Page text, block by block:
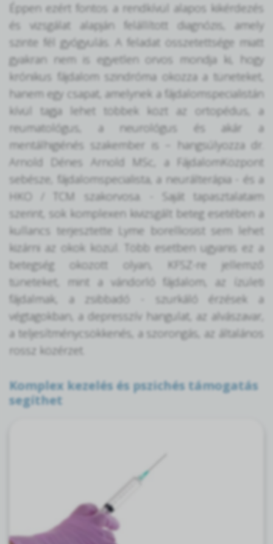
Éppen ezért fontos a rendkívül alapos kikérdezés
és vizsgálat alapján felállított diagnózis, amely
szinte fél gyógyulás. A feladat összetettsége miatt
gyakran nem is egyetlen orvos mondja ki, hogy
krónikus fájdalom szindróma okozza a tüneteket,
hanem egy csapat, amelynek a fájdalomspecialistán
kívül tagja lehet többek közt az ortopédus, a
reumatológus, a neurológus és akár a
mentálhigiénés szakember is – hangsúlyozza dr.
Arnold Dénes Arnold MSc, a FájdalomKözpont
sebésze, fájdalomspecialista, a neurálterápia - és a
HKO / TCM szakorvosa. - Saját tapasztalataim
szerint, sok komplexen kivizsgált beteg esetében a
kullancs terjesztette Lyme borelliosist sem lehet
kizárni az okok közül. Több esetben ugyanis ez a
betegség okozott olyan, KFSZ-re jellemző
tüneteket, mint a vándorló fájdalom, az ízületi
fájdalmak, a zsibbadó - szurkáló érzések a
végtagokban, a depresszív hangulat, az alvászavar,
a teljesítménycsökkenés, a szorongás, az általános
rossz közérzet.
Komplex kezelés és pszichés támogatás
segíthet